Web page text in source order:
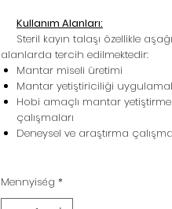
Kullanım Alanları:
Steril kayın talaşı özellikle
alanlarda tercih edilmektedir:
Mantar miseli üretimi
Mantar yetiştiriciliği
Hobi amaçlı mantar yetiştirme
çalışmaları
Deneysel ve araştırma
Mennyiség *